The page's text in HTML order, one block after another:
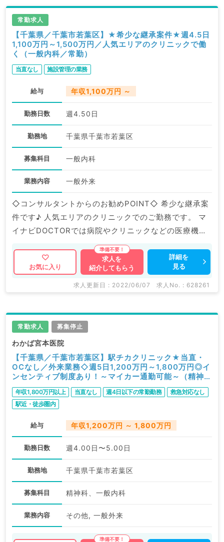
常勤求人
【千葉県／千葉市若葉区】★希少な継承案件★週4.5日
1,100万円～1,500万円／人気エリアのクリニックで働
く（一般内科／常勤）
当直なし 施設管理の業務
給与 年収1,100万円 ～
勤務日数 週4.50日
勤務地 千葉県千葉市若葉区
募集科目 一般内科
業務内容 一般外来
◇コンサルタントからのお勧めPOINT◇ 希少な継承案
件です♪ 人気エリアのクリニックでのご勤務です。 マ
イナビDOCTORでは病院やクリニックなどの医療機関
求人はもちろんのこと、 掲載情報以外にも産業医等の
企業系求人も多数扱っています。 求人内容の詳細等は
お気軽にお問合せ下さい。
お気に入り
求人を
紹介してもらう
詳細を
見る
求人更新日 : 2022/06/07 求人No. : 628261
常勤求人 募集停止
わかば宮本医院
【千葉県／千葉市若葉区】駅チカクリニック★当直・
OCなし／外来業務◇週5日1,200万円～1,800万円◎イ
ンセンティブ制度あり！～マイカー通勤可能～（精神
科、心療内科／常勤）
年収1,800万円以上 当直なし 週4日以下の常勤勤務
救急対応なし
駅近・徒歩圏内
給与 年収1,200万円 ～ 1,800万円
勤務日数 週4.00日〜5.00日
勤務地 千葉県千葉市若葉区
募集科目 精神科、一般内科
業務内容 その他, 一般外来